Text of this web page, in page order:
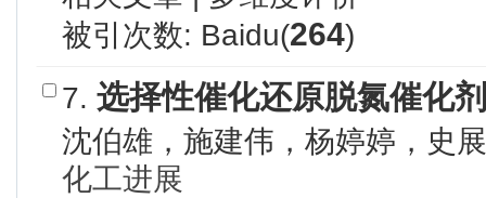
被引次数: Baidu(264)
7. 选择性催化还原脱氮催化
沈伯雄，施建伟，杨婷婷，史
化工进展